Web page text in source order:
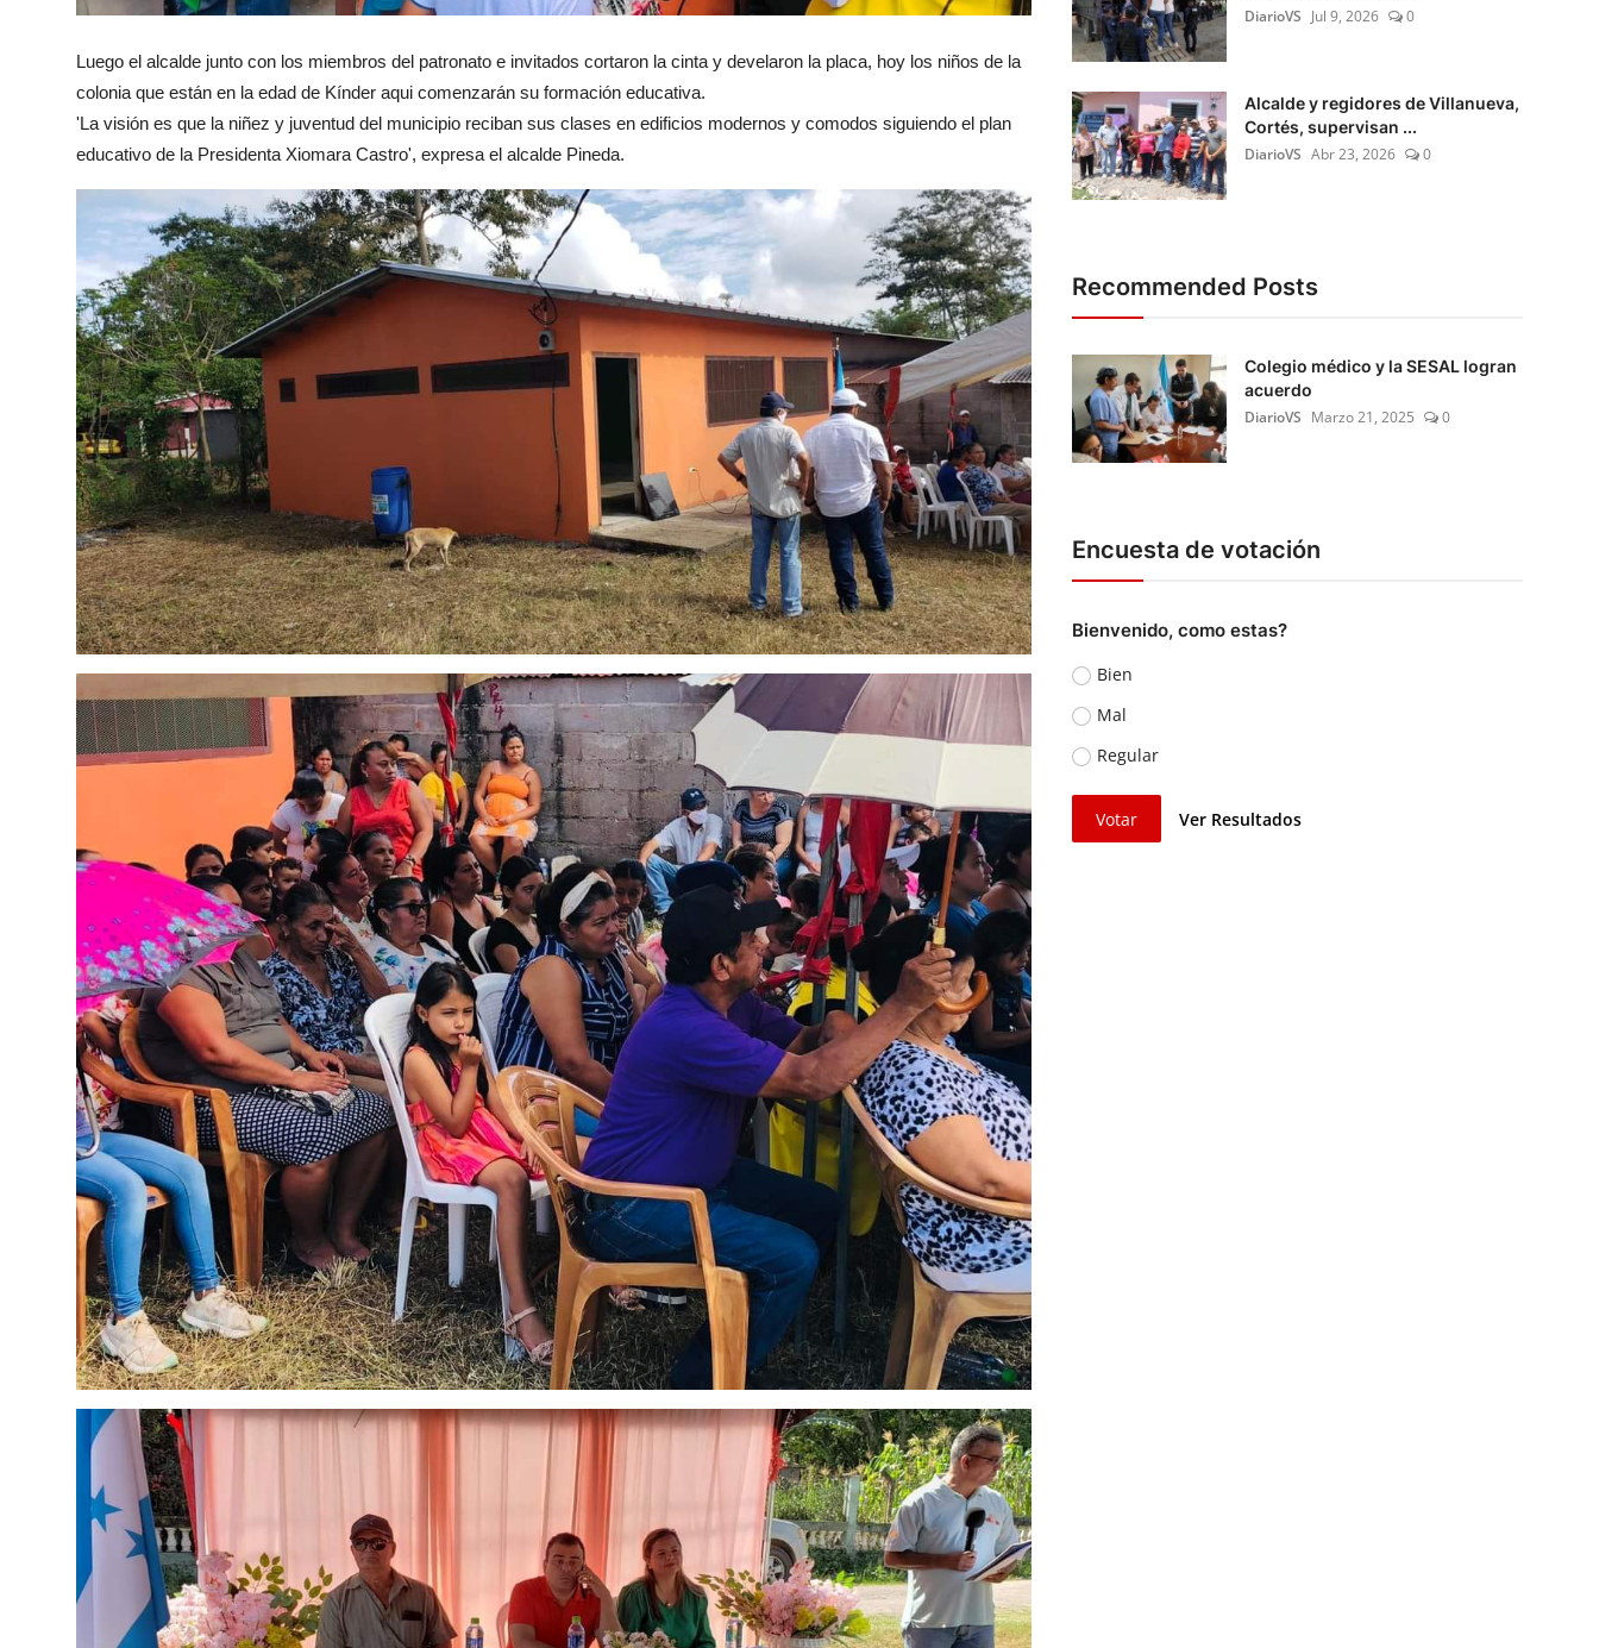
Luego el alcalde junto con los miembros del patronato e invitados cortaron la cinta y develaron la placa, hoy los niños de la
colonia que están en la edad de Kínder aqui comenzarán su formación educativa.
'La visión es que la niñez y juventud del municipio reciban sus clases en edificios modernos y comodos siguiendo el plan
educativo de la Presidenta Xiomara Castro', expresa el alcalde Pineda.
DiarioVS Jul 9, 2026 0
Alcalde y regidores de Villanueva,
Cortés, supervisan ...
DiarioVS Abr 23, 2026 0
Recommended Posts
Colegio médico y la SESAL logran
acuerdo
DiarioVS Marzo 21, 2025 0
Encuesta de votación
Bienvenido, como estas?
Bien
Mal
Regular
Votar Ver Resultados